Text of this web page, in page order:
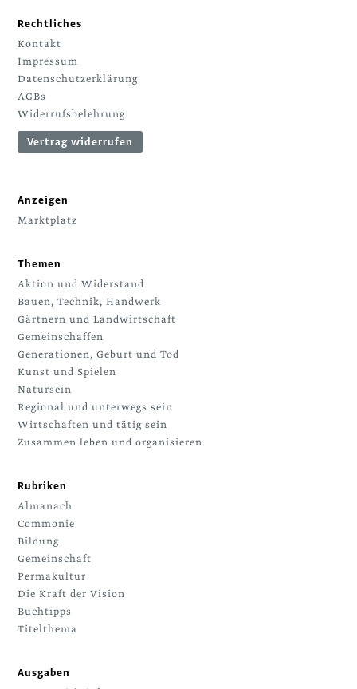
Rechtliches
Kontakt
Impressum
Datenschutzerklärung
AGBs
Widerrufsbelehrung
Vertrag widerrufen
Anzeigen
Marktplatz
Themen
Aktion und Widerstand
Bauen, Technik, Handwerk
Gärtnern und Landwirtschaft
Gemeinschaffen
Generationen, Geburt und Tod
Kunst und Spielen
Natursein
Regional und unterwegs sein
Wirtschaften und tätig sein
Zusammen leben und organisieren
Rubriken
Almanach
Commonie
Bildung
Gemeinschaft
Permakultur
Die Kraft der Vision
Buchtipps
Titelthema
Ausgaben